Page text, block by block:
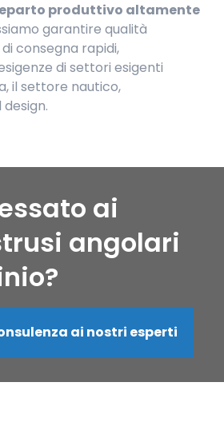
produttivo altamente
garantire qualità
consegna rapidi,
di settori esigenti
il settore nautico,
ai
angolari
ai nostri esperti